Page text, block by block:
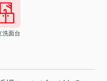
洗面台